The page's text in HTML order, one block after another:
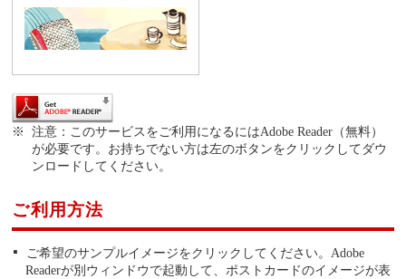
注意：このサービスをご利用になるにはAdobe Reader（無料）
が必要です。お持ちでない方は左のボタンをクリックしてダウ
ンロードしてください。
ご利用方法
ご希望のサンプルイメージをクリックしてください。Adobe
Readerが別ウィンドウで起動して、ポストカードのイメージが表